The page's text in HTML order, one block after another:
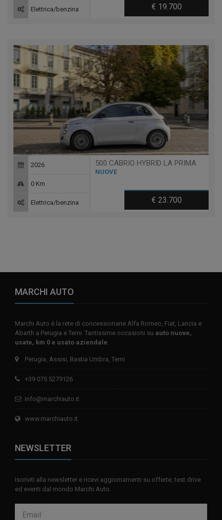
€ 19.700
Elettrica/benzina
500 CABRIO HYBRID LA PRIMA
NUOVE
€ 23.700
2026
0 Km
Elettrica/benzina
MARCHI AUTO
Marchi Auto è la rete di concessionarie Alfa Romeo, Fiat, Lancia e
Abarth a Perugia e Terni. Tantissime occasioni su auto nuove,
usate, km 0 e usato aziendale
Perugia, Assisi, Bastia Umbra, Terni
+39 075 5279126
info@marchiauto.it
www.marchiauto.it
NEWSLETTER
Iscriviti alla newsletter e ricevi aggiornamenti su offerte, test drive
ed eventi dal mondo Marchi Auto.